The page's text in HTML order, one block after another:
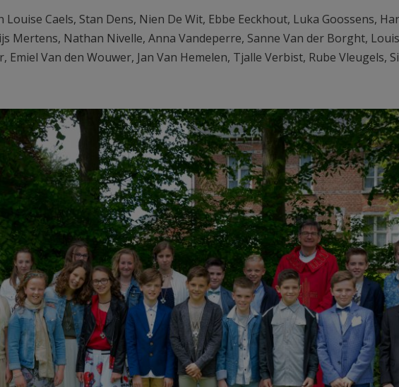
Caels, Stan Dens, Nien De Wit, Ebbe Eeckhout, Luka Goossens,
Mertens, Nathan Nivelle, Anna Vandeperre, Sanne Van der Borght,
Emiel Van den Wouwer, Jan Van Hemelen, Tjalle Verbist, Rube Vleugels,